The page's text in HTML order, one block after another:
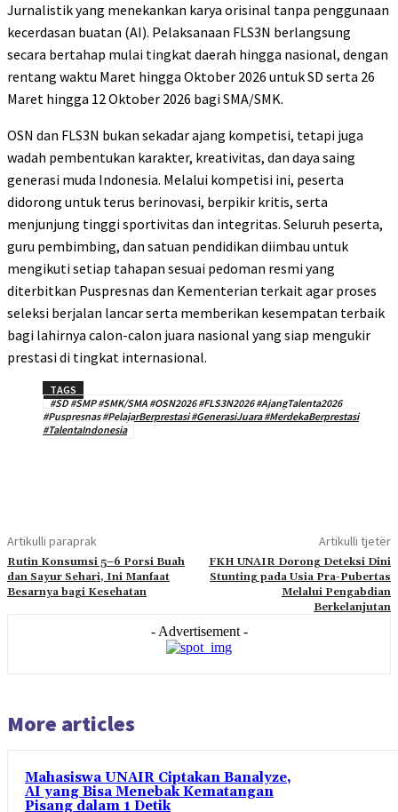
Jurnalistik yang menekankan karya orisinal tanpa penggunaan
kecerdasan buatan (AI). Pelaksanaan FLS3N berlangsung
secara bertahap mulai tingkat daerah hingga nasional, dengan
rentang waktu Maret hingga Oktober 2026 untuk SD serta 26
Maret hingga 12 Oktober 2026 bagi SMA/SMK.
OSN dan FLS3N bukan sekadar ajang kompetisi, tetapi juga
wadah pembentukan karakter, kreativitas, dan daya saing
generasi muda Indonesia. Melalui kompetisi ini, peserta
didorong untuk terus berinovasi, berpikir kritis, serta
menjunjung tinggi sportivitas dan integritas. Seluruh peserta,
guru pembimbing, dan satuan pendidikan diimbau untuk
mengikuti setiap tahapan sesuai pedoman resmi yang
diterbitkan Puspresnas dan Kementerian terkait agar proses
seleksi berjalan lancar serta memberikan kesempatan terbaik
bagi lahirnya calon-calon juara nasional yang siap mengukir
prestasi di tingkat internasional.
TAGS
#SD #SMP #SMK/SMA #OSN2026 #FLS3N2026 #AjangTalenta2026
#Puspresnas #PelajarBerprestasi #GenerasiJuara #MerdekaBerprestasi
#TalentaIndonesia
Artikulli paraprak
Rutin Konsumsi 5–6 Porsi Buah
dan Sayur Sehari, Ini Manfaat
Besarnya bagi Kesehatan
Artikulli tjetër
FKH UNAIR Dorong Deteksi Dini
Stunting pada Usia Pra-Pubertas
Melalui Pengabdian
Berkelanjutan
- Advertisement -
More articles
Mahasiswa UNAIR Ciptakan Banalyze,
AI yang Bisa Menebak Kematangan
Pisang dalam 1 Detik